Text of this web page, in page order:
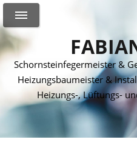
Schornsteinfegermeister &
Heizungsbaumeister &
Heizungs-, Lüftungs-